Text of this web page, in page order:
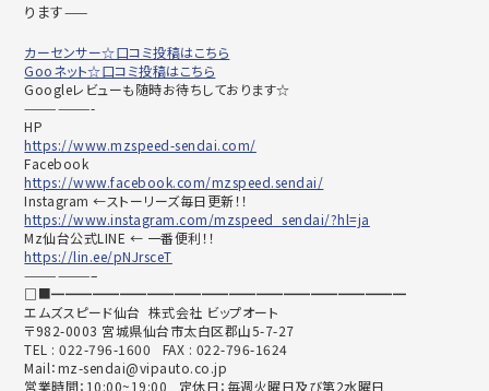
ります——
カーセンサー☆口コミ投稿はこちら
Gooネット☆口コミ投稿はこちら
Googleレビューも随時お待ちしております☆
——————-
HP
https://www.mzspeed-sendai.com/
Facebook
https://www.facebook.com/mzspeed.sendai/
Instagram ←ストーリーズ毎日更新！！
https://www.instagram.com/mzspeed_sendai/?hl=ja
Mz仙台公式LINE ← 一番便利！！
https://lin.ee/pNJrsceT
——————–
□■━━━━━━━━━━━━━━━━━━━━━━━━━━
エムズスピード仙台 株式会社 ビップオート
〒982-0003 宮城県仙台市太白区郡山5-7-27
TEL : 022-796-1600 FAX : 022-796-1624
Mail：mz-sendai@vipauto.co.jp
営業時間：10:00~19:00 定休日：毎週火曜日及び第2水曜日